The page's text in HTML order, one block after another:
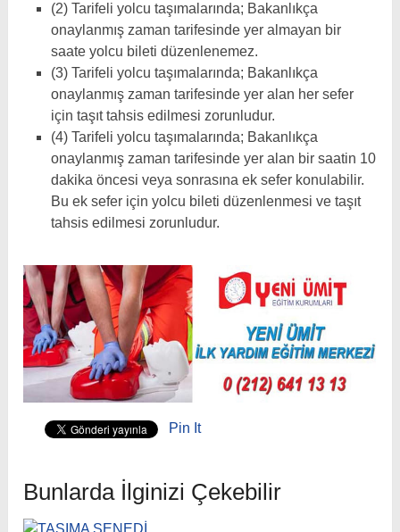
(2) Tarifeli yolcu taşımalarında; Bakanlıkça
onaylanmış zaman tarifesinde yer almayan bir
saate yolcu bileti düzenlenemez.
(3) Tarifeli yolcu taşımalarında; Bakanlıkça
onaylanmış zaman tarifesinde yer alan her sefer
için taşıt tahsis edilmesi zorunludur.
(4) Tarifeli yolcu taşımalarında; Bakanlıkça
onaylanmış zaman tarifesinde yer alan bir saatin 10
dakika öncesi veya sonrasına ek sefer konulabilir.
Bu ek sefer için yolcu bileti düzenlenmesi ve taşıt
tahsis edilmesi zorunludur.
Pin It
Bunlarda İlginizi Çekebilir